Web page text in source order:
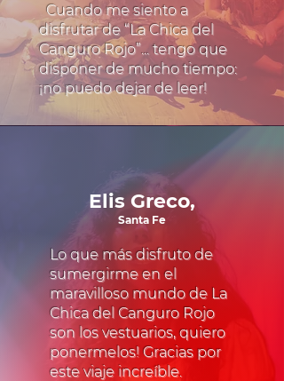
Cuando me siento a
disfrutar de “La Chica del
Canguro Rojo”... tengo que
disponer de mucho tiempo:
¡no puedo dejar de leer!
Elis Greco,
Santa Fe
Lo que más disfruto de
sumergirme en el
maravilloso mundo de La
Chica del Canguro Rojo
son los vestuarios, quiero
ponermelos! Gracias por
este viaje increíble.